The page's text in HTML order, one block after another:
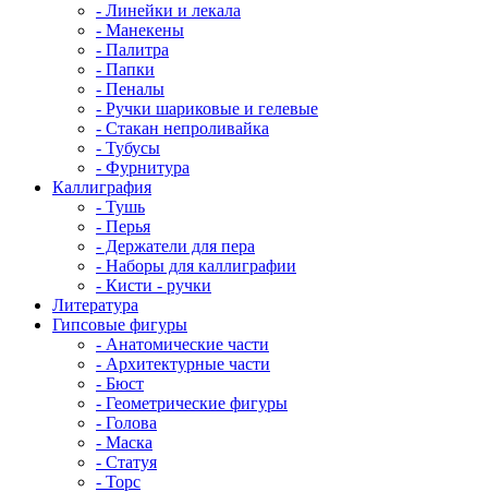
- Линейки и лекала
- Манекены
- Палитра
- Папки
- Пеналы
- Ручки шариковые и гелевые
- Стакан непроливайка
- Тубусы
- Фурнитура
Каллиграфия
- Тушь
- Перья
- Держатели для пера
- Наборы для каллиграфии
- Кисти - ручки
Литература
Гипсовые фигуры
- Анатомические части
- Архитектурные части
- Бюст
- Геометрические фигуры
- Голова
- Маска
- Статуя
- Торс